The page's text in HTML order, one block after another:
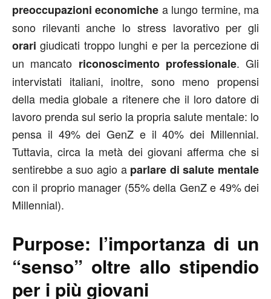
preoccupazioni economiche a lungo termine, ma
sono rilevanti anche lo stress lavorativo per gli
orarigiudicati troppo lunghi e per la percezione di
un mancato riconoscimento professionale. Gli
intervistati italiani, inoltre, sono meno propensi
della media globale a ritenere che il loro datore di
lavoro prenda sul serio la propria salute mentale: lo
pensa il 49% dei GenZ e il 40% dei Millennial.
Tuttavia, circa la metà dei giovani afferma che si
sentirebbe a suo agio a parlare di salute mentale
con il proprio manager (55% della GenZ e 49% dei
Millennial).
Purpose: l’importanza di un
“senso” oltre allo stipendio
per i più giovani